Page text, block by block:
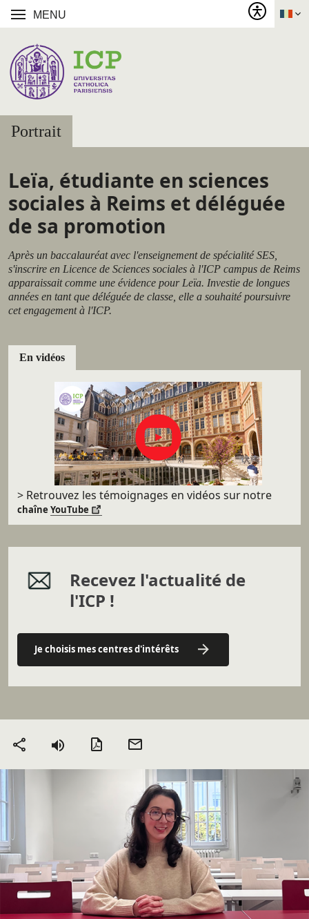
MENU
Portrait
Leïa, étudiante en sciences
sociales à Reims et déléguée
de sa promotion
Après un baccalauréat avec l'enseignement de spécialité SES,
s'inscrire en Licence de Sciences sociales à l'ICP campus de Reims
apparaissait comme une évidence pour Leïa. Investie de longues
années en tant que déléguée de classe, elle a souhaité poursuivre
cet engagement à l'ICP.
En vidéos
> Retrouvez les témoignages en vidéos surnotre
chaîne YouTube
Recevez l'actualité de
l'ICP !
Je choisis mes centres d'intérêts
Partager Version PDF